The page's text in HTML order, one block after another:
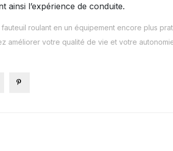
ainsi l’expérience de conduite.
roulant en un équipement encore plus
améliorer votre qualité de vie et votre